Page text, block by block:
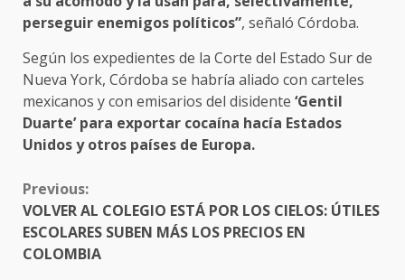
perseguir enemigos políticos”, señaló Córdoba.
Según los expedientes de la Corte del Estado Sur de
Nueva York, Córdoba se habría aliado con carteles
mexicanos y con emisarios del disidente ‘Gentil
Duarte’ para exportar cocaína hacía Estados
Unidos y otros países de Europa.
CONTINUE
READING
Previous:
VOLVER AL COLEGIO ESTÁ POR LOS CIELOS: ÚTILES
ESCOLARES SUBEN MÁS LOS PRECIOS EN
COLOMBIA